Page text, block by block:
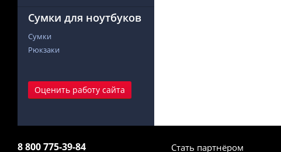
Сумки для ноутбуков
Сумки
Рюкзаки
Оценить работу сайта
8 800 775-39-84 Стать партнёром